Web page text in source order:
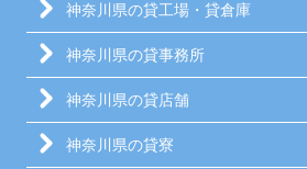
神奈川県の貸工場・貸倉庫
神奈川県の貸事務所
神奈川県の貸店舗
神奈川県の貸寮